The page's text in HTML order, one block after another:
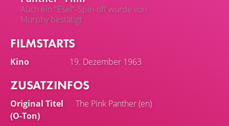
Auch ein "Esel"-Spin-off wurde von
Murphy bestätigt
FILMSTARTS
Kino 19. Dezember 1963
ZUSATZINFOS
Original Titel
(O-Ton)
The Pink Panther (en)